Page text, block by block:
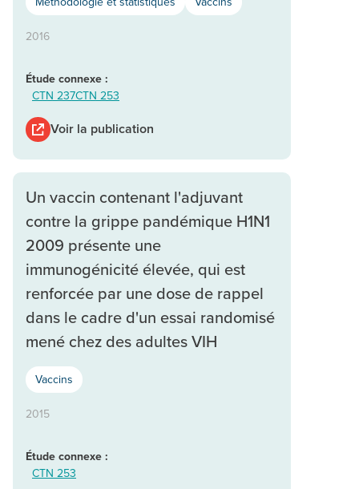
2016
Étude connexe :
CTN 237CTN 253
Voir la publication
Un vaccin contenant l'adjuvant
contre la grippe pandémique H1N1
2009 présente une
immunogénicité élevée, qui est
renforcée par une dose de rappel
dans le cadre d'un essai randomisé
mené chez des adultes VIH
Vaccins
2015
Étude connexe :
CTN 253